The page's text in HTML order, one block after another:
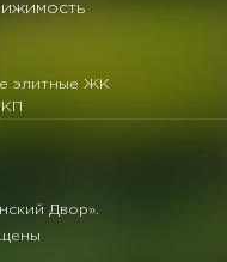
элитные ЖК
Двор».